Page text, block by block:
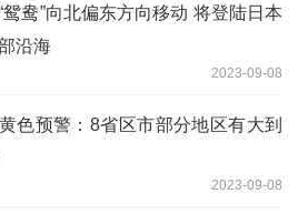
鸳鸯”向北偏东方向移动 将登陆日本
沿海
2023-09-08
色预警：8省区市部分地区有大到
2023-09-08